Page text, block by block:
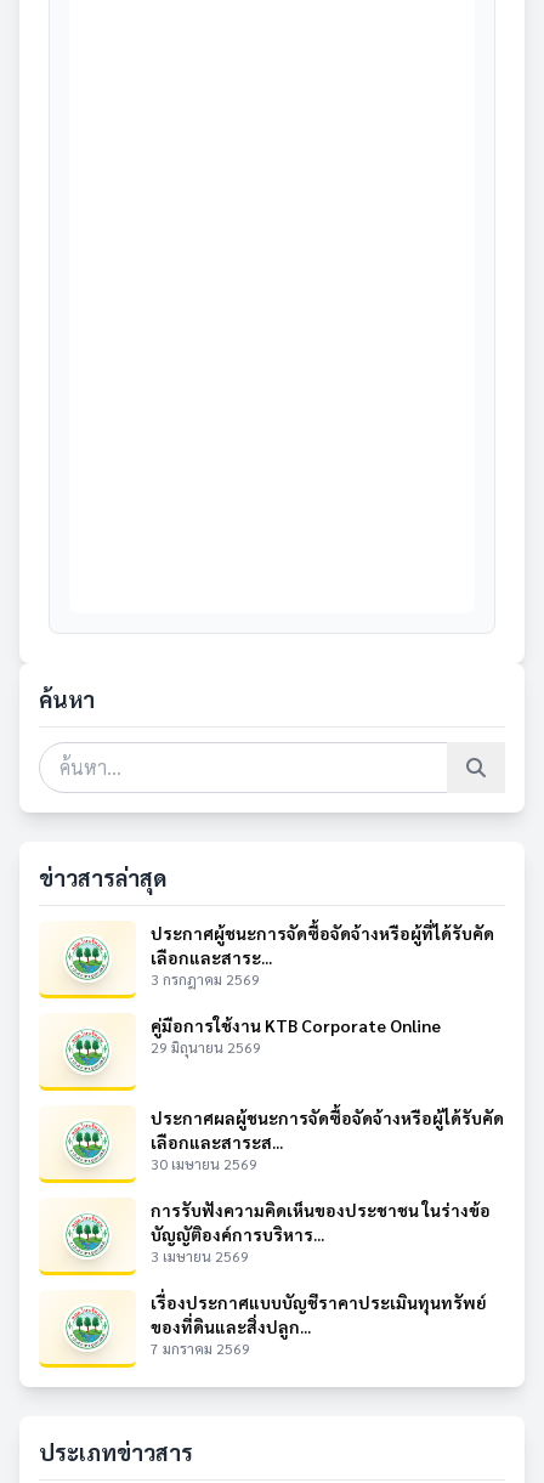
ค้นหา
ข่าวสารล่าสุด
ประกาศผู้ชนะการจัดซื้อจัดจ้างหรือผู้ที่ได้รับคัด
เลือกและสาระ...
3 กรกฎาคม 2569
คู่มือการใช้งาน KTB Corporate Online
29 มิถุนายน 2569
ประกาศผลผู้ชนะการจัดซื้อจัดจ้างหรือผู้ได้รับคัด
เลือกและสาระส...
30 เมษายน 2569
การรับฟังความคิดเห็นของประชาชน ในร่างข้อ
บัญญัติองค์การบริหาร...
3 เมษายน 2569
เรื่องประกาศแบบบัญชีราคาประเมินทุนทรัพย์
ของที่ดินและสิ่งปลูก...
7 มกราคม 2569
ประเภทข่าวสาร